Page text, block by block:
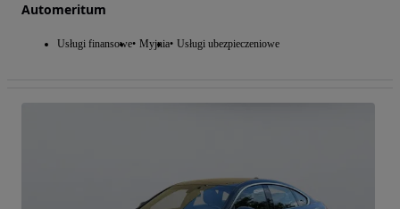
Automeritum
Usługi finansowe Myjnia Usługi ubezpieczeniowe